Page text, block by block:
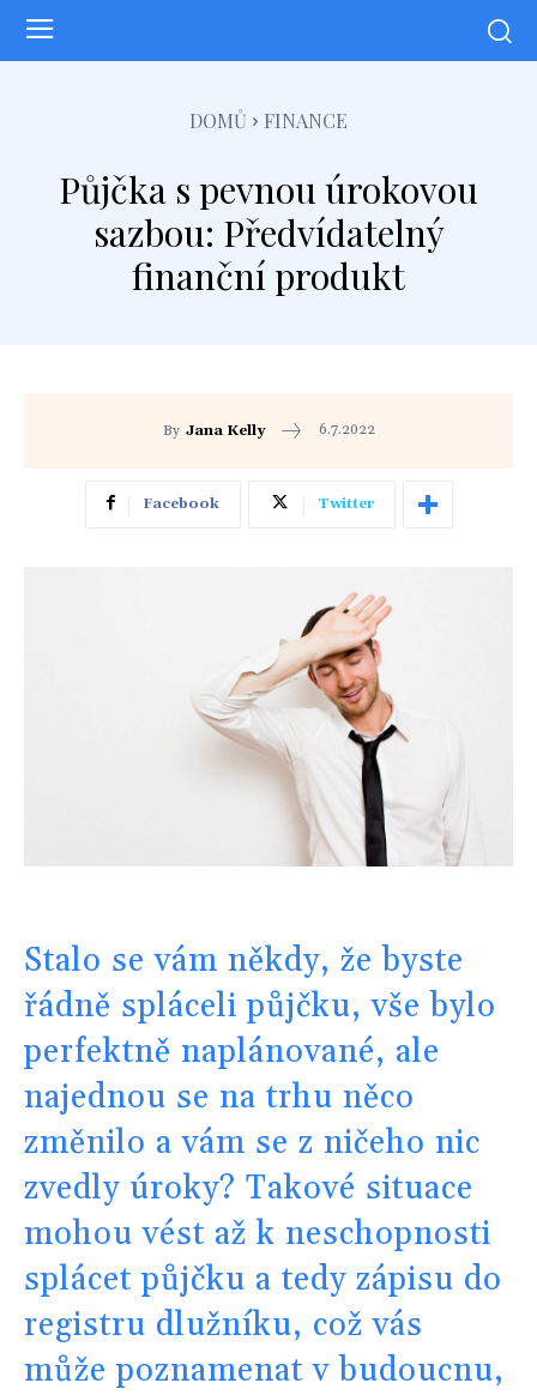
DOMŮ FINANCE
Půjčka s pevnou úrokovou
sazbou: Předvídatelný
finanční produkt
By Jana Kelly 6.7.2022
Facebook Twitter
Stalo se vám někdy, že byste
řádně spláceli půjčku, vše bylo
perfektně naplánované, ale
najednou se na trhu něco
změnilo a vám se z ničeho nic
zvedly úroky? Takové situace
mohou vést až k neschopnosti
splácet půjčku a tedy zápisu do
registru dlužníku, což vás
může poznamenat v budoucnu,